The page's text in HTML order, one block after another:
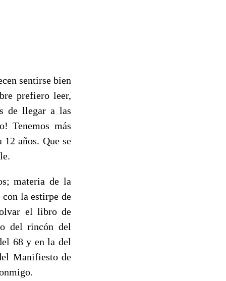
sentirse bien
prefiero leer,
de llegar a las
Tenemos más
12 años. Que se
materia de la
la estirpe de
el libro de
del rincón del
68 y en la del
Manifiesto de